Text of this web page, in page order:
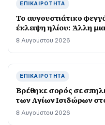
ΕΠΙΚΑΙΡΌΤΗΤΑ
Το αυγουστιάτικο
έκλειψη ηλίου: Άλλη
8 Αυγούστου 2026
ΕΠΙΚΑΙΡΌΤΗΤΑ
Βρέθηκε σορός σε
των Αγίων Ισιδώρων
8 Αυγούστου 2026